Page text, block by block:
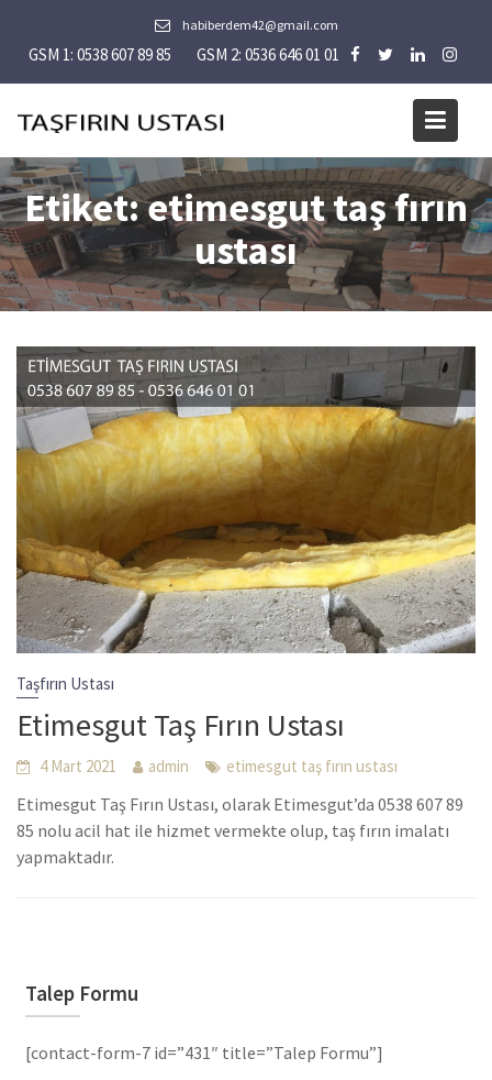
content
habiberdem42@gmail.com
GSM 1: 0538 607 89 85 GSM 2: 0536 646 01 01
Etiket:etimesgut taş fırın
ustası
Taşfırın Ustası
Etimesgut Taş Fırın Ustası
4 Mart 2021 admin etimesgut taş fırın ustası
Etimesgut Taş Fırın Ustası, olarak Etimesgut’da 0538 607 89
85 nolu acil hat ile hizmet vermekte olup, taş fırın imalatı
yapmaktadır.
Talep Formu
[contact-form-7 id=”431″ title=”Talep Formu”]